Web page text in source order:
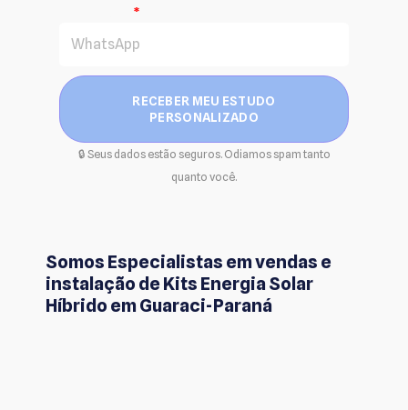
Somos Especialistas em vendas e
instalação de Kits Energia Solar
Híbrido em Guaraci-Paraná
RECEBER MEU ESTUDO
PERSONALIZADO
🔒 Seus dados estão seguros. Odiamos spam tanto
quanto você.